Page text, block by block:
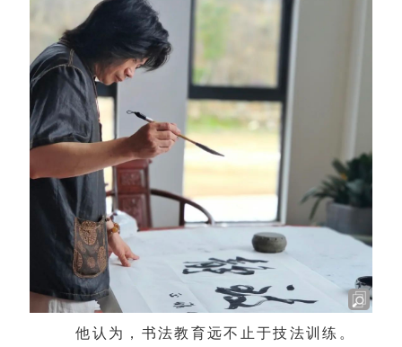
他认为，书法教育远不止于技法训练。